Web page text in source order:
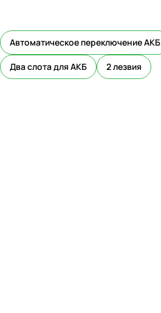
Автоматическое переключение АКБ
Два слота для АКБ 2 лезвия